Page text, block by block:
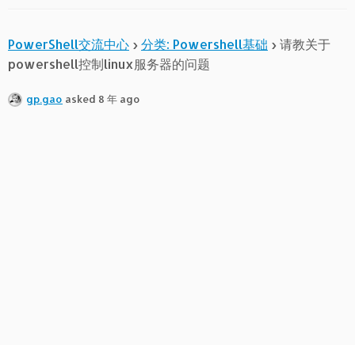
PowerShell交流中心 › 分类: Powershell基础 › 请教关于
powershell控制linux服务器的问题
gp.gao asked 8 年 ago